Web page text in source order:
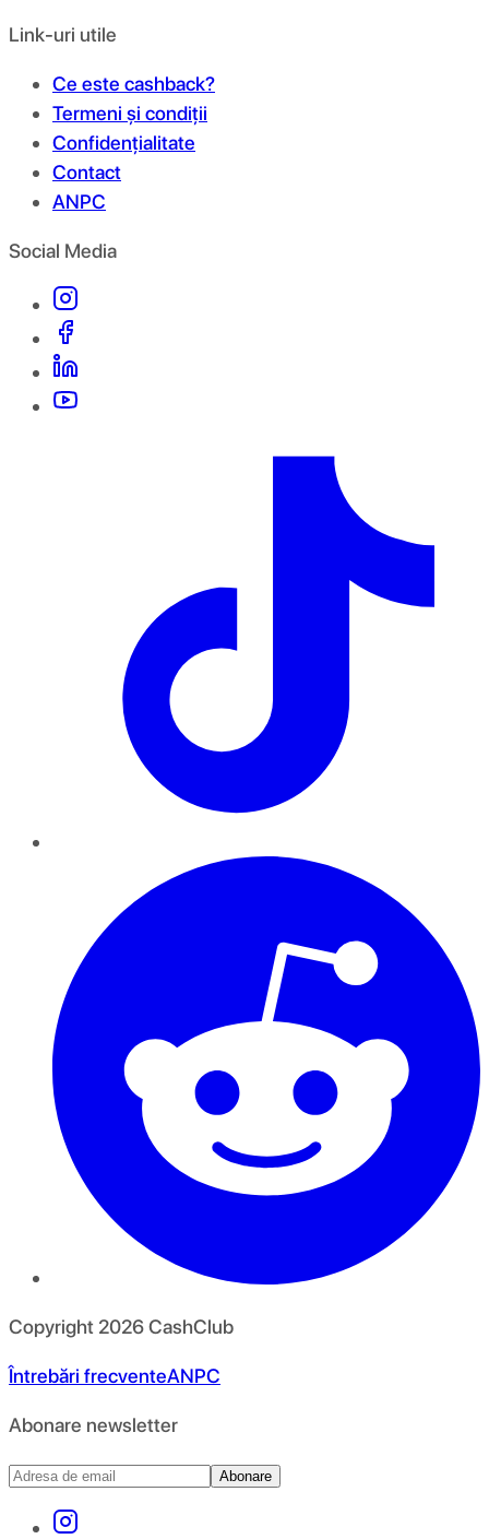
Link-uri utile
Ce este cashback?
Termeni și condiții
Confidențialitate
Contact
ANPC
Social Media
Copyright 2026CashClub
Întrebări frecventeANPC
Abonare newsletter
Abonare